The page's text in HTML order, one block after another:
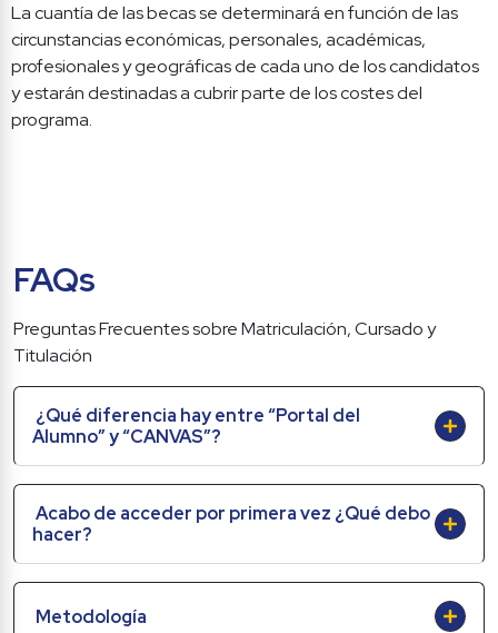
La cuantía de las becas se determinará en función de las
circunstancias económicas, personales, académicas,
profesionales y geográficas de cada uno de los candidatos
y estarán destinadas a cubrir parte de los costes del
programa.
FAQs
Preguntas Frecuentes sobre Matriculación, Cursado y
Titulación
¿Qué diferencia hay entre “Portal del
Alumno” y “CANVAS”?
Acabo de acceder por primera vez ¿Qué debo
hacer?
Metodología